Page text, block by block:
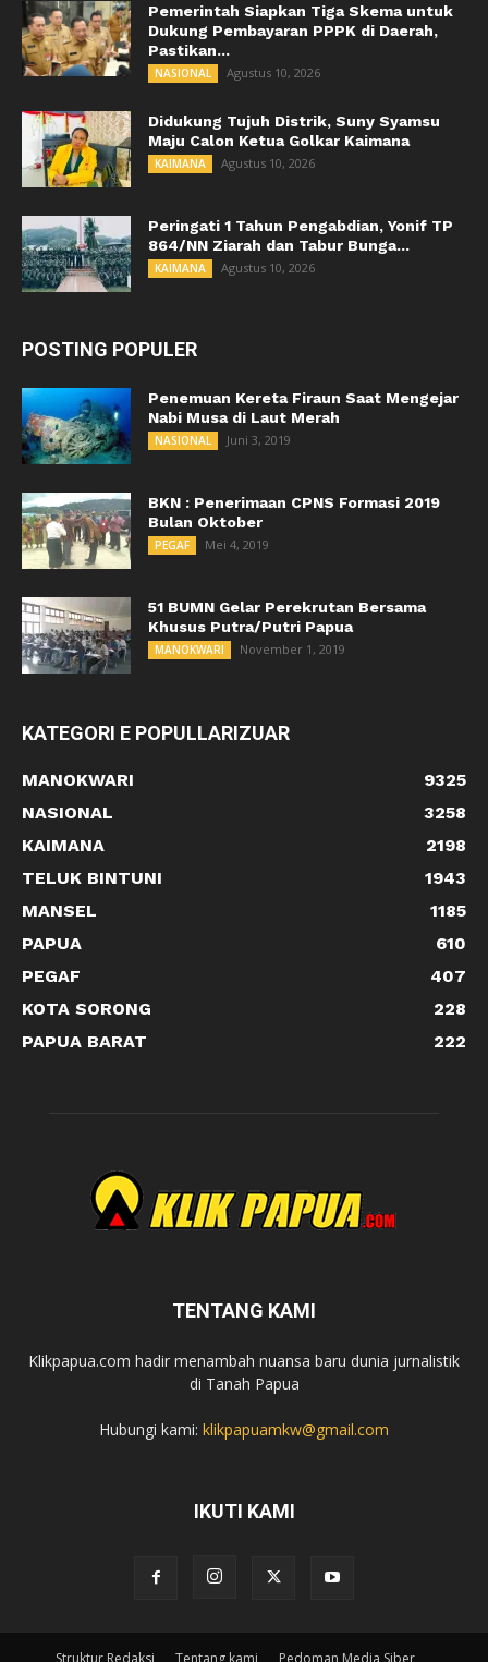
Pemerintah Siapkan Tiga Skema untuk
Dukung Pembayaran PPPK di Daerah,
Pastikan...
NASIONAL Agustus 10, 2026
Didukung Tujuh Distrik, Suny Syamsu
Maju Calon Ketua Golkar Kaimana
KAIMANA Agustus 10, 2026
Peringati 1 Tahun Pengabdian, Yonif TP
864/NN Ziarah dan Tabur Bunga...
KAIMANA Agustus 10, 2026
POSTING POPULER
Penemuan Kereta Firaun Saat Mengejar
Nabi Musa di Laut Merah
NASIONAL Juni 3, 2019
BKN : Penerimaan CPNS Formasi 2019
Bulan Oktober
PEGAF Mei 4, 2019
51 BUMN Gelar Perekrutan Bersama
Khusus Putra/Putri Papua
MANOKWARI November 1, 2019
KATEGORI E POPULLARIZUAR
MANOKWARI
9325
NASIONAL
3258
KAIMANA
2198
TELUK BINTUNI
1943
MANSEL
1185
PAPUA
610
PEGAF
407
KOTA SORONG
228
PAPUA BARAT
222
TENTANG KAMI
Klikpapua.com hadir menambah nuansa baru dunia jurnalistik
di Tanah Papua
Hubungi kami: klikpapuamkw@gmail.com
IKUTI KAMI
Struktur Redaksi Tentang kami Pedoman Media Siber